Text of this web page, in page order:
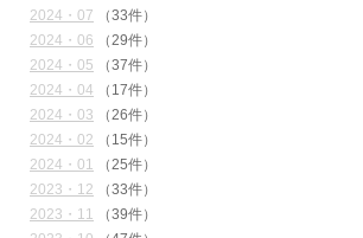
2024・07 （33件）
2024・06 （29件）
2024・05 （37件）
2024・04 （17件）
2024・03 （26件）
2024・02 （15件）
2024・01 （25件）
2023・12 （33件）
2023・11 （39件）